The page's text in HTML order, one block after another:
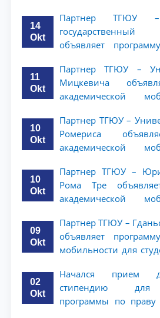
14
Okt
Партнер ТГЮУ –
объявляет
ТГЮУ
11
Okt
Партнер ТГЮУ –
Мицкевича
академической
10
Okt
Партнер ТГЮУ –
Ромериса
академической
10
Okt
Партнер ТГЮУ –
Рома Тре
академической
09
Okt
Партнер ТГЮУ –
объявляет
мобильности для
02
Okt
Начался прием
стипендию для
программы по праву